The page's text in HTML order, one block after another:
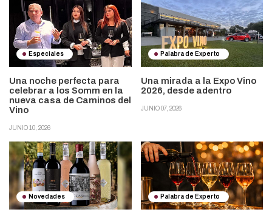
Especiales
Una noche perfecta para
celebrar a los Somm en la
nueva casa de Caminos del
Vino
JUNIO 10, 2026
Palabra de Experto
Una mirada a la Expo Vino
2026, desde adentro
JUNIO 07, 2026
Novedades Palabra de Experto